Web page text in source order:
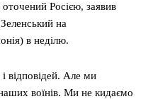
Росією, заявив
на
в неділю.
відповідей. Але ми
воїнів. Ми не кидаємо